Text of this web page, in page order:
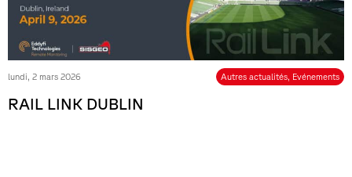
lundi, 2 mars 2026 Autres actualités, Evénements
RAIL LINK DUBLIN